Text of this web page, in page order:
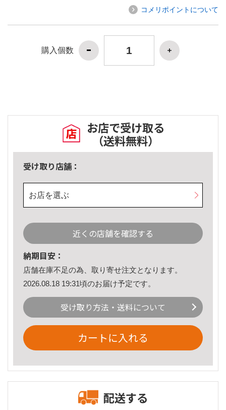
コメリポイントについて
購入個数
お店で受け取る
（送料無料）
受け取り店舗：
お店を選ぶ
近くの店舗を確認する
納期目安：
店舗在庫不足の為、取り寄せ注文となります。
2026.08.18 19:31頃のお届け予定です。
受け取り方法・送料について
カートに入れる
配送する